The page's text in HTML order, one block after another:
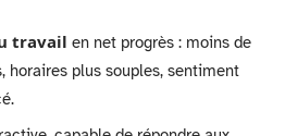
travail en net progrès : moins de
horaires plus souples, sentiment